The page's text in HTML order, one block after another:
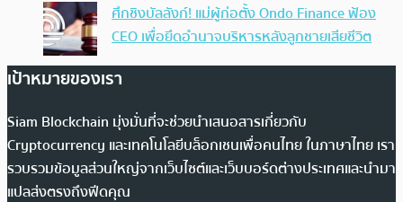
ศึกชิงบัลลังก์! แม่ผู้ก่อตั้ง Ondo Finance ฟ้อง
CEO เพื่อยึดอำนาจบริหารหลังลูกชายเสียชีวิต
เป้าหมายของเรา
Siam Blockchain มุ่งมั่นที่จะช่วยนำเสนอสารเกี่ยวกับ
Cryptocurrency และเทคโนโลยีบล็อกเชนเพื่อคนไทย ในภาษาไทย เรา
รวบรวมข้อมูลส่วนใหญ่จากเว็บไซต์และเว็บบอร์ดต่างประเทศและนำมา
แปลส่งตรงถึงฟีดคุณ